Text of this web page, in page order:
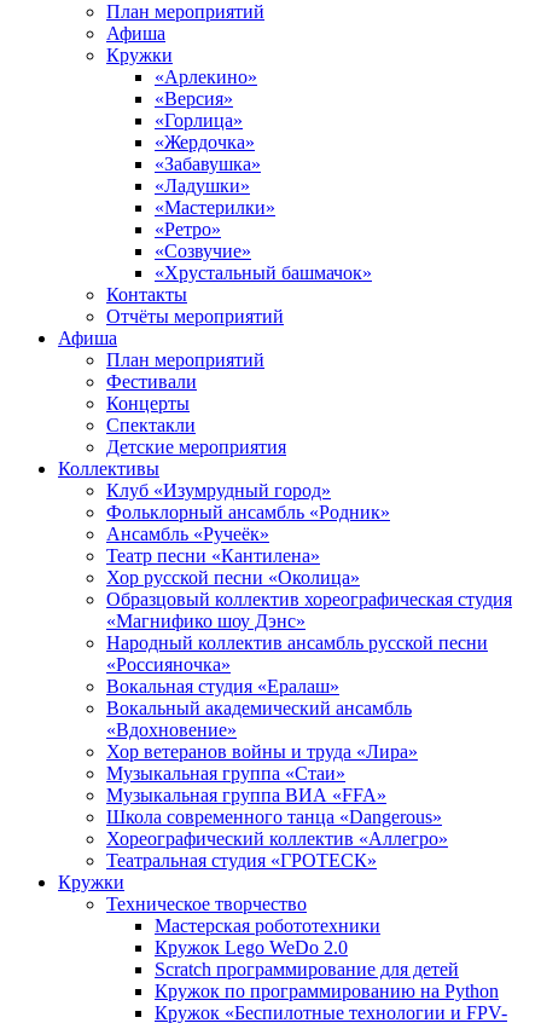
План мероприятий
Афиша
Кружки
«Арлекино»
«Версия»
«Горлица»
«Жердочка»
«Забавушка»
«Ладушки»
«Мастерилки»
«Ретро»
«Созвучие»
«Хрустальный башмачок»
Контакты
Отчёты мероприятий
Афиша
План мероприятий
Фестивали
Концерты
Спектакли
Детские мероприятия
Коллективы
Клуб «Изумрудный город»
Фольклорный ансамбль «Родник»
Ансамбль «Ручеёк»
Театр песни «Кантилена»
Хор русской песни «Околица»
Образцовый коллектив хореографическая студия
«Магнифико шоу Дэнс»
Народный коллектив ансамбль русской песни
«Россияночка»
Вокальная студия «Ералаш»
Вокальный академический ансамбль
«Вдохновение»
Хор ветеранов войны и труда «Лира»
Музыкальная группа «Стаи»
Музыкальная группа ВИА «FFA»
Школа современного танца «Dangerous»
Хореографический коллектив «Аллегро»
Театральная студия «ГРОТЕСК»
Кружки
Техническое творчество
Мастерская робототехники
Кружок Lego WeDo 2.0
Scratch программирование для детей
Кружок по программированию на Python
Кружок «Беспилотные технологии и FPV-